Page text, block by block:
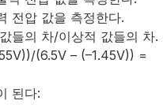
전압 값을 측정한다.
들의 차/이상적 값들의 차.
(6.5V – (–1.45V)) =
된다: